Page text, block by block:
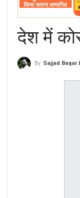
देश में
By Sajjad Baqar